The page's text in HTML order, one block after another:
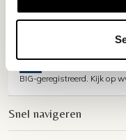
BIG-geregistreerd. Kijk op
Snel navigeren